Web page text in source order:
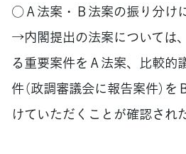
○Ａ法案・Ｂ法案の振り分け
→内閣提出の法案については
る重要案件をＡ法案、比較的
件（政調審議会に報告案件）
けていただくことが確認され